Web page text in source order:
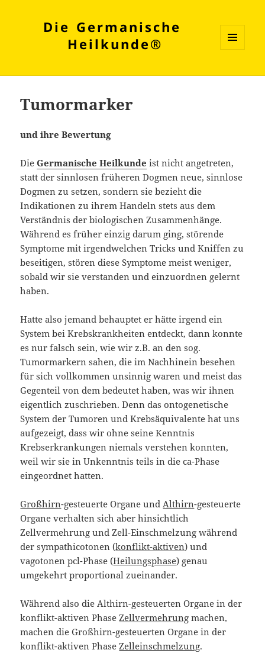
Die Germanische
Heilkunde®
WIDGETS
Tumormarker
und ihre Bewertung
DieGermanische Heilkunde ist nicht angetreten,
statt der sinnlosen früheren Dogmen neue, sinnlose
Dogmen zu setzen, sondern sie bezieht die
Indikationen zu ihrem Handeln stets aus dem
Verständnis der biologischen Zusammenhänge.
Während es früher einzig darum ging, störende
Symptome mit irgendwelchen Tricks und Kniffen zu
beseitigen, stören diese Symptome meist weniger,
sobald wir sie verstanden und einzuordnen gelernt
haben.
Hatte also jemand behauptet er hätte irgend ein
System bei Krebskrankheiten entdeckt, dann konnte
es nur falsch sein, wie wir z.B. an den sog.
Tumormarkern sahen, die im Nachhinein besehen
für sich vollkommen unsinnig waren und meist das
Gegenteil von dem bedeutet haben, was wir ihnen
eigentlich zuschrieben. Denn das ontogenetische
System der Tumoren und Krebsäquivalente hat uns
aufgezeigt, dass wir ohne seine Kenntnis
Krebserkrankungen niemals verstehen konnten,
weil wir sie in Unkenntnis teils in die ca-Phase
eingeordnet hatten.
Großhirn-gesteuerte Organe undAlthirn-gesteuerte
Organe verhalten sich aber hinsichtlich
Zellvermehrung und Zell-Einschmelzung während
der sympathicotonen (konflikt-aktiven) und
vagotonen pcl-Phase (Heilungsphase) genau
umgekehrt proportional zueinander.
Während also die Althirn-gesteuerten Organe in der
konflikt-aktiven PhaseZellvermehrung machen,
machen die Großhirn-gesteuerten Organe in der
konflikt-aktiven PhaseZelleinschmelzung.